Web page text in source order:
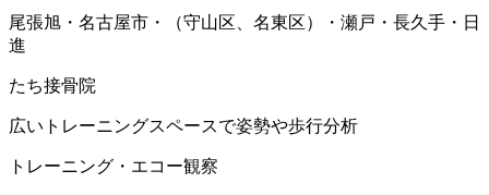
尾張旭・名古屋市・（守山区、名東区）・瀬戸・長久手・日
進
たち接骨院
広いトレーニングスペースで姿勢や歩行分析
トレーニング・エコー観察